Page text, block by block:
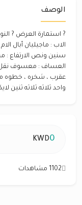
الوصف
? استمارة العرض ?
سنين ونص الارتفاع :
العساف : معسوف نقل
عقرب ، شخره ، خطوه
واحد ثلاثه ثلاثه ثنين
0
KWD
1102 مشاهدات